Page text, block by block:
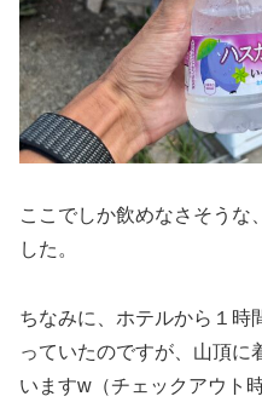
ここでしか飲めなさそうな
した。
ちなみに、ホテルから１時
っていたのですが、山頂に
いますw（チェックアウト